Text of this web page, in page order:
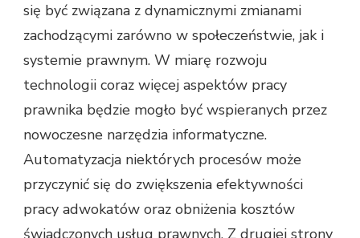
się być związana z dynamicznymi zmianami
zachodzącymi zarówno w społeczeństwie, jak i
systemie prawnym. W miarę rozwoju
technologii coraz więcej aspektów pracy
prawnika będzie mogło być wspieranych przez
nowoczesne narzędzia informatyczne.
Automatyzacja niektórych procesów może
przyczynić się do zwiększenia efektywności
pracy adwokatów oraz obniżenia kosztów